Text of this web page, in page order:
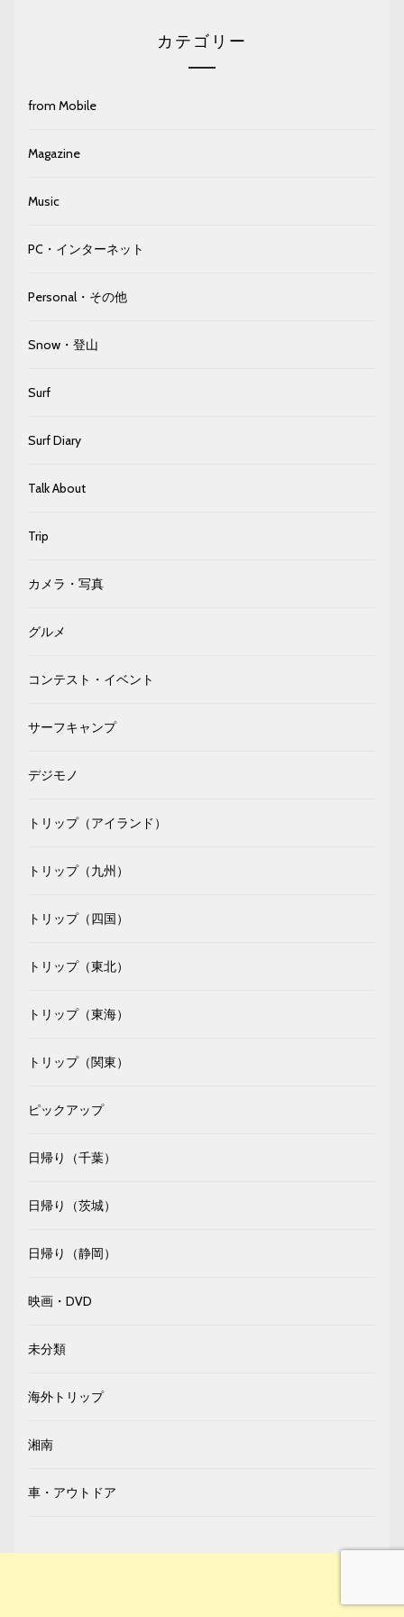
カテゴリー
from Mobile
Magazine
Music
PC・インターネット
Personal・その他
Snow・登山
Surf
Surf Diary
Talk About
Trip
カメラ・写真
グルメ
コンテスト・イベント
サーフキャンプ
デジモノ
トリップ（アイランド）
トリップ（九州）
トリップ（四国）
トリップ（東北）
トリップ（東海）
トリップ（関東）
ピックアップ
日帰り（千葉）
日帰り（茨城）
日帰り（静岡）
映画・DVD
未分類
海外トリップ
湘南
車・アウトドア